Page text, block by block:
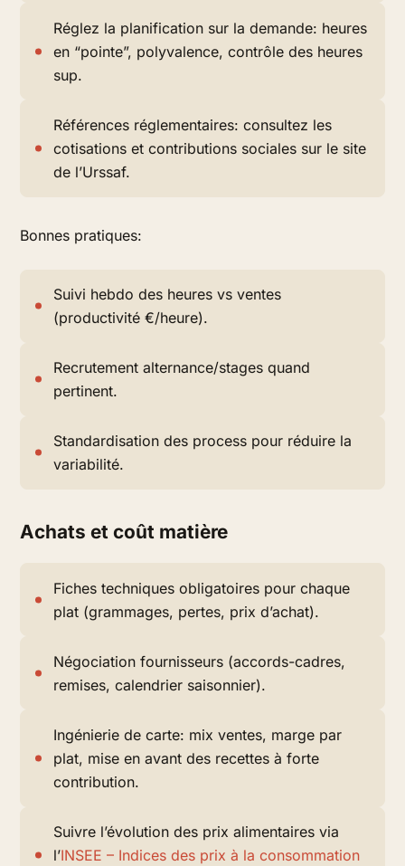
Réglez la planification sur la demande: heures
en “pointe”, polyvalence, contrôle des heures
sup.
Références réglementaires: consultez les
cotisations et contributions sociales sur le site
de l’Urssaf.
Bonnes pratiques:
Suivi hebdo des heures vs ventes
(productivité €/heure).
Recrutement alternance/stages quand
pertinent.
Standardisation des process pour réduire la
variabilité.
Achats et coût matière
Fiches techniques obligatoires pour chaque
plat (grammages, pertes, prix d’achat).
Négociation fournisseurs (accords-cadres,
remises, calendrier saisonnier).
Ingénierie de carte: mix ventes, marge par
plat, mise en avant des recettes à forte
contribution.
Suivre l’évolution des prix alimentaires via
l’INSEE – Indices des prix à la consommation